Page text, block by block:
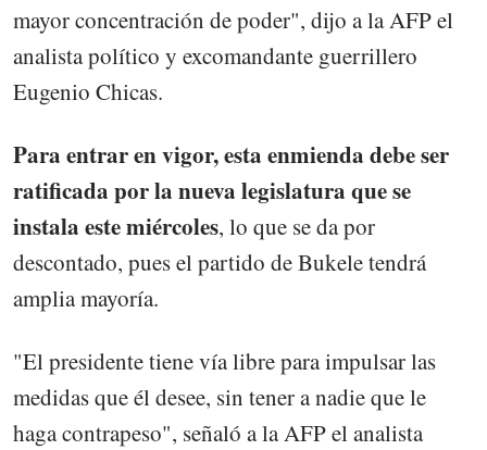
mayor concentración de poder", dijo a la AFP el
analista político y excomandante guerrillero
Eugenio Chicas.
Para entrar en vigor, esta enmienda debe ser
ratificada por la nueva legislatura que se
instala este miércoles, lo que se da por
descontado, pues el partido de Bukele tendrá
amplia mayoría.
"El presidente tiene vía libre para impulsar las
medidas que él desee, sin tener a nadie que le
haga contrapeso", señaló a la AFP el analista